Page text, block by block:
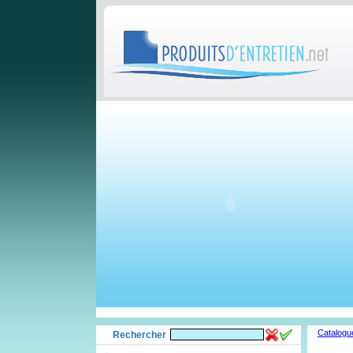
Rechercher